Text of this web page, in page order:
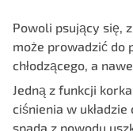
Powoli psujący się,
może prowadzić do
chłodzącego, a
Jedną z funkcji
ciśnienia w układzie
spada z powodu